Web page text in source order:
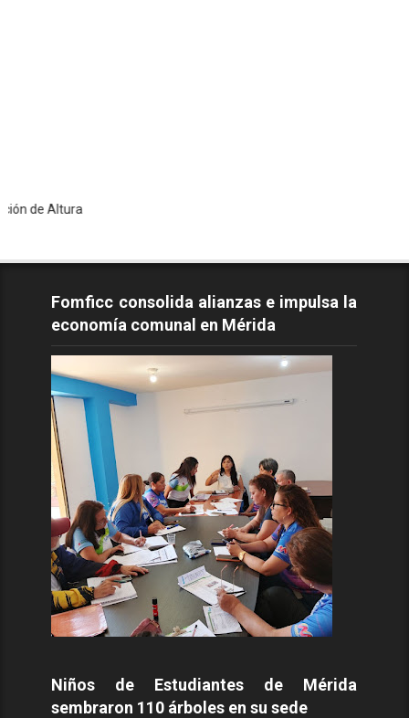
Fomficc consolida alianzas e impulsa la
economía comunal en Mérida
Niños de Estudiantes de Mérida
sembraron 110 árboles en su sede